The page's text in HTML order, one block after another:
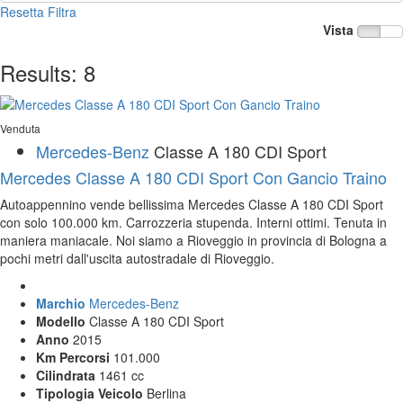
Resetta Filtra
Vista
Results: 8
Venduta
Mercedes-Benz Classe A 180 CDI Sport
Mercedes Classe A 180 CDI Sport Con Gancio Traino
Autoappennino vende bellissima Mercedes Classe A 180 CDI Sport
con solo 100.000 km. Carrozzeria stupenda. Interni ottimi. Tenuta in
maniera maniacale. Noi siamo a Rioveggio in provincia di Bologna a
pochi metri dall'uscita autostradale di Rioveggio.
Marchio Mercedes-Benz
Modello Classe A 180 CDI Sport
Anno 2015
Km Percorsi 101.000
Cilindrata 1461 cc
Tipologia Veicolo Berlina